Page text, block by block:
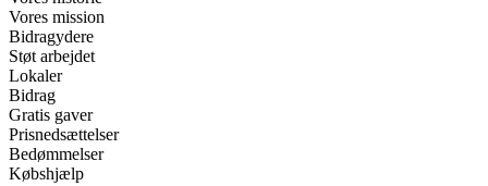
Vores mission
Bidragydere
Støt arbejdet
Lokaler
Bidrag
Gratis gaver
Prisnedsættelser
Bedømmelser
Købshjælp